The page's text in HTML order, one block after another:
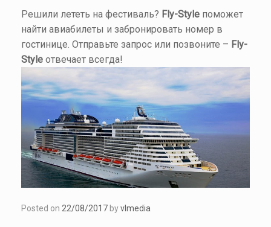
Решили лететь на фестиваль? Fly-Style поможет
найти авиабилеты и забронировать номер в
гостинице. Отправьте запрос или позвоните – Fly-
Style отвечает всегда!
Posted on 22/08/2017byvlmedia